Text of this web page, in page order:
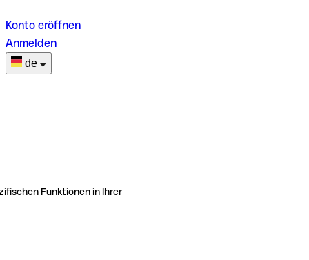
Konto eröffnen
Anmelden
de
Funktionen in Ihrer